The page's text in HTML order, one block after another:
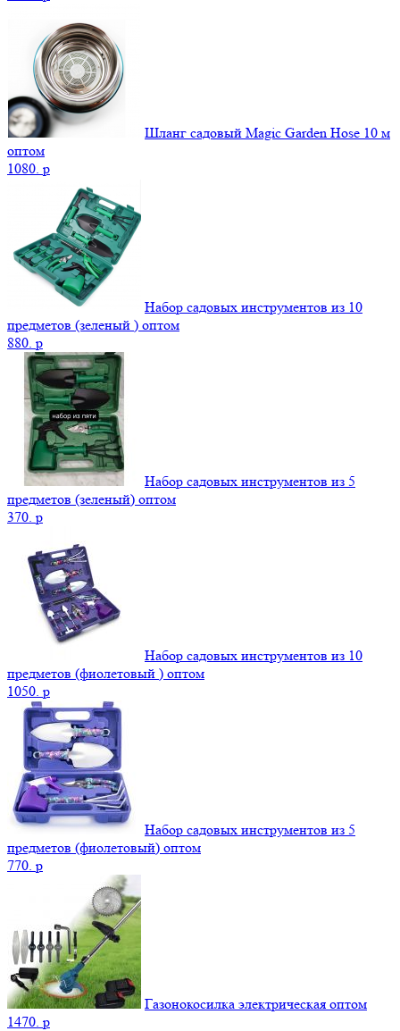
Шланг садовый Magic Garden Hose 10 м
оптом
1080. p
Набор садовых инструментов из 10
предметов (зеленый ) оптом
880. p
Набор садовых инструментов из 5
предметов (зеленый) оптом
370. p
Набор садовых инструментов из 10
предметов (фиолетовый ) оптом
1050. p
Набор садовых инструментов из 5
предметов (фиолетовый) оптом
770. p
Газонокосилка электрическая оптом
1470. p